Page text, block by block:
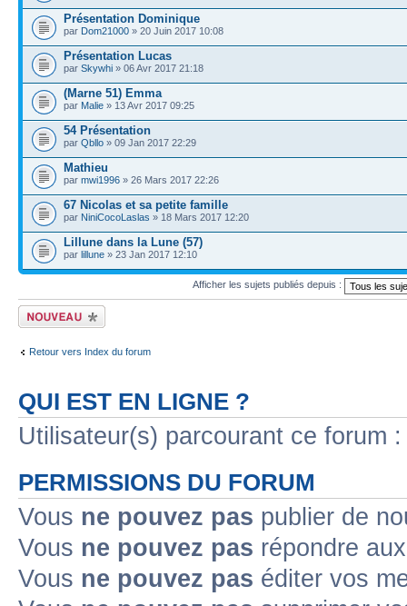
Présentation Dominique
par Dom21000 » 20 Juin 2017 10:08
Présentation Lucas
par Skywhi » 06 Avr 2017 21:18
(Marne 51) Emma
par Malie » 13 Avr 2017 09:25
54 Présentation
par Qbllo » 09 Jan 2017 22:29
Mathieu
par mwi1996 » 26 Mars 2017 22:26
67 Nicolas et sa petite famille
par NiniCocoLaslas » 18 Mars 2017 12:20
Lillune dans la Lune (57)
par lillune » 23 Jan 2017 12:10
Afficher les sujets publiés depuis :
Publier un nouveau
sujet
Retour vers Index du forum
QUI EST EN LIGNE ?
Utilisateur(s) parcourant ce forum
PERMISSIONS DU FORUM
Vous ne pouvez pas publier de
Vous ne pouvez pas répondre
Vous ne pouvez pas éditer vos